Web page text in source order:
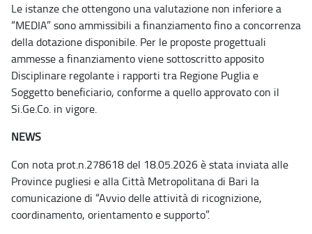
Le istanze che ottengono una valutazione non inferiore a
“MEDIA” sono ammissibili a finanziamento fino a concorrenza
della dotazione disponibile. Per le proposte progettuali
ammesse a finanziamento viene sottoscritto apposito
Disciplinare regolante i rapporti tra Regione Puglia e
Soggetto beneficiario, conforme a quello approvato con il
Si.Ge.Co. in vigore.
NEWS
Con nota prot.n.278618 del 18.05.2026 è stata inviata alle
Province pugliesi e alla Città Metropolitana di Bari la
comunicazione di “Avvio delle attività di ricognizione,
coordinamento, orientamento e supporto”.